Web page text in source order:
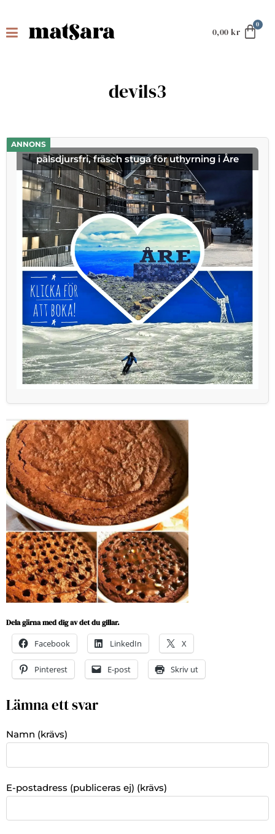
0,00 kr
devils3
ANNONS
pälsdjursfri, fräsch stuga för uthyrning i Åre
Dela gärna med dig av det du gillar.
Facebook LinkedIn X
Pinterest E-post Skriv ut
Lämna ett svar
Namn (krävs)
E-postadress (publiceras ej) (krävs)